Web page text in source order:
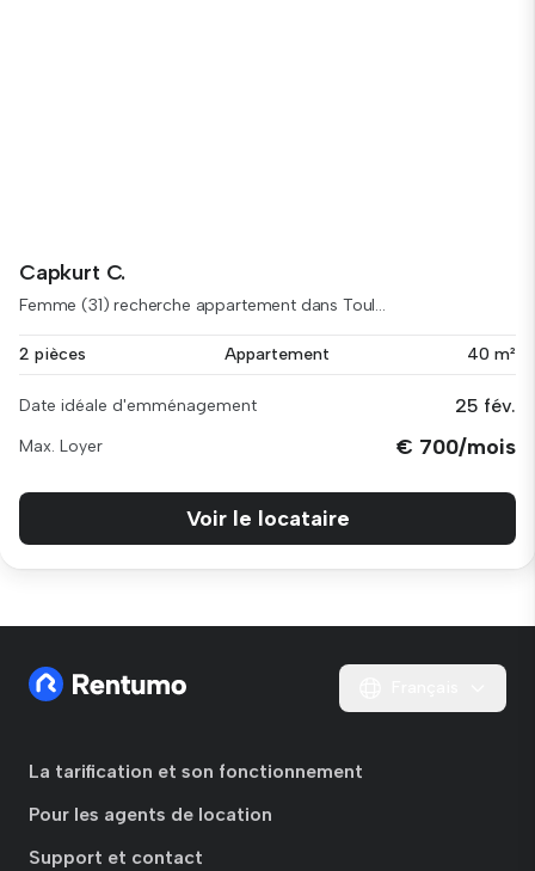
Capkurt C.
Femme (31) recherche appartement dans Toul...
2 pièces Appartement 40 m²
Date idéale d'emménagement 25 fév.
Max. Loyer € 700/mois
Voir le locataire
La tarification et son fonctionnement
Pour les agents de location
Support et contact